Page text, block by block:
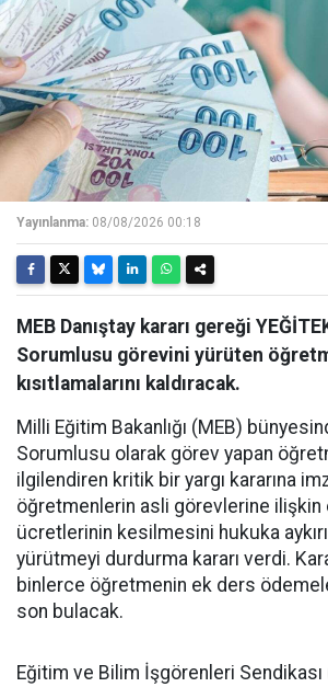
Yayınlanma: 08/08/2026 00:18
MEB Danıştay kararı gereği
Sorumlusu görevini yürüten
kısıtlamalarını kaldıracak.
Milli Eğitim Bakanlığı (MEB)
Sorumlusu olarak görev yapan
ilgilendiren kritik bir yargı kararına
öğretmenlerin asli görevlerine ilişkin
ücretlerinin kesilmesini hukuka
yürütmeyi durdurma kararı verdi.
binlerce öğretmenin ek ders
son bulacak.
​Eğitim ve Bilim İşgörenleri